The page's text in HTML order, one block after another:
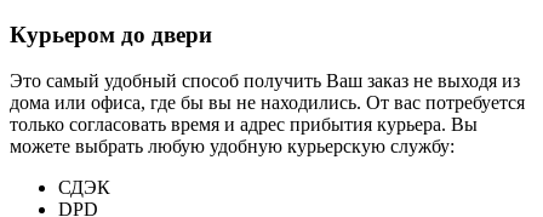
Курьером до двери
Это самый удобный способ получить Ваш заказ не выходя из
дома или офиса, где бы вы не находились. От вас потребуется
только согласовать время и адрес прибытия курьера. Вы
можете выбрать любую удобную курьерскую службу:
СДЭК
DPD